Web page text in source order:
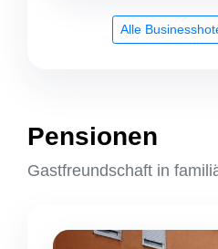
Alle
Pensionen
Gastfreundschaft in